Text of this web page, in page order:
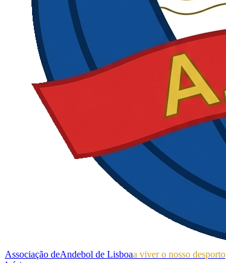
Associação deAndebol de Lisboaa viver o nosso desporto